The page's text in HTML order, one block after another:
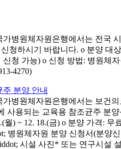
병원체자원은행에서는 전국
청하시기 바랍니다. o 분양 대
신청 가능) o 신청 방법: 병원
4270)
주 분양 안내
병원체자원은행에서는 보건
사용되는 교육용 참조균주 분
월) ~ 12. 18.(금) o 분양 가격:
병원체자원 분양 신청서(분양
시설 사진* 또는 연구시설